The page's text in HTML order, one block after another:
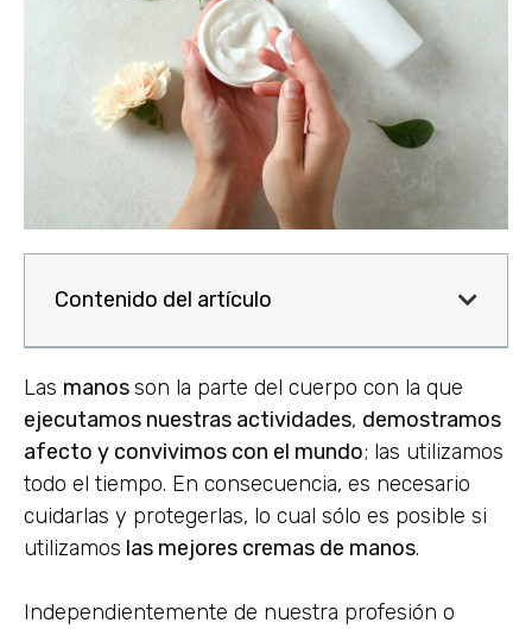
Contenido del artículo
Las manosson la parte del cuerpo con la que
ejecutamos nuestras actividades, demostramos
afecto y convivimos con el mundo; las utilizamos
todo el tiempo. En consecuencia, es necesario
cuidarlas y protegerlas, lo cual sólo es posible si
utilizamos las mejores cremas de manos.
Independientemente de nuestra profesión o